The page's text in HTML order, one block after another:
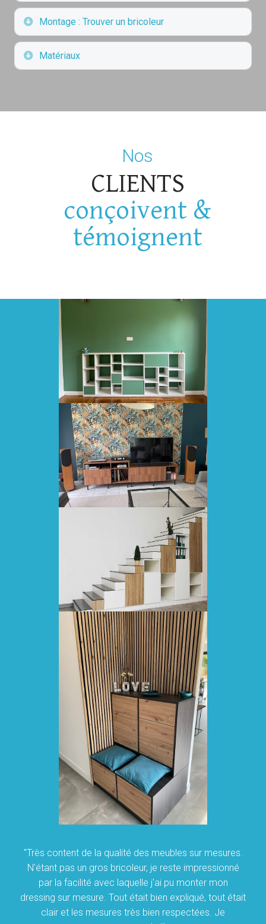
Déplier
Montage : Trouver un bricoleur
Déplier
Matériaux
Nos
CLIENTS
conçoivent &
témoignent
"Très content de la qualité des meubles sur mesures.
N'étant pas un gros bricoleur, je reste impressionné
par la facilité avec laquelle j'ai pu monter mon
dressing sur mesure. Tout était bien expliqué, tout était
clair et les mesures très bien respectées. Je